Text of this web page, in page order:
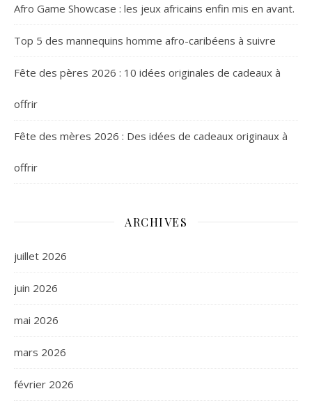
Afro Game Showcase : les jeux africains enfin mis en avant.
Top 5 des mannequins homme afro-caribéens à suivre
Fête des pères 2026 : 10 idées originales de cadeaux à
offrir
Fête des mères 2026 : Des idées de cadeaux originaux à
offrir
ARCHIVES
juillet 2026
juin 2026
mai 2026
mars 2026
février 2026